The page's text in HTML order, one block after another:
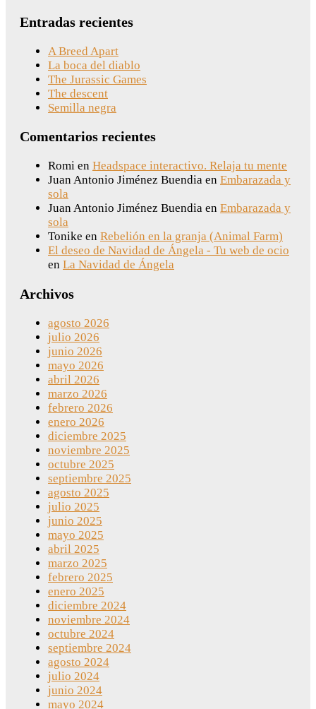
Entradas recientes
A Breed Apart
La boca del diablo
The Jurassic Games
The descent
Semilla negra
Comentarios recientes
Romi en Headspace interactivo. Relaja tu mente
Juan Antonio Jiménez Buendia en Embarazada y
sola
Juan Antonio Jiménez Buendia en Embarazada y
sola
Tonike en Rebelión en la granja (Animal Farm)
El deseo de Navidad de Ángela - Tu web de ocio
en La Navidad de Ángela
Archivos
agosto 2026
julio 2026
junio 2026
mayo 2026
abril 2026
marzo 2026
febrero 2026
enero 2026
diciembre 2025
noviembre 2025
octubre 2025
septiembre 2025
agosto 2025
julio 2025
junio 2025
mayo 2025
abril 2025
marzo 2025
febrero 2025
enero 2025
diciembre 2024
noviembre 2024
octubre 2024
septiembre 2024
agosto 2024
julio 2024
junio 2024
mayo 2024